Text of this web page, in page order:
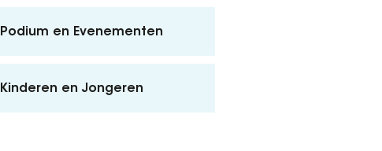
Podium en Evenementen
Kinderen en Jongeren